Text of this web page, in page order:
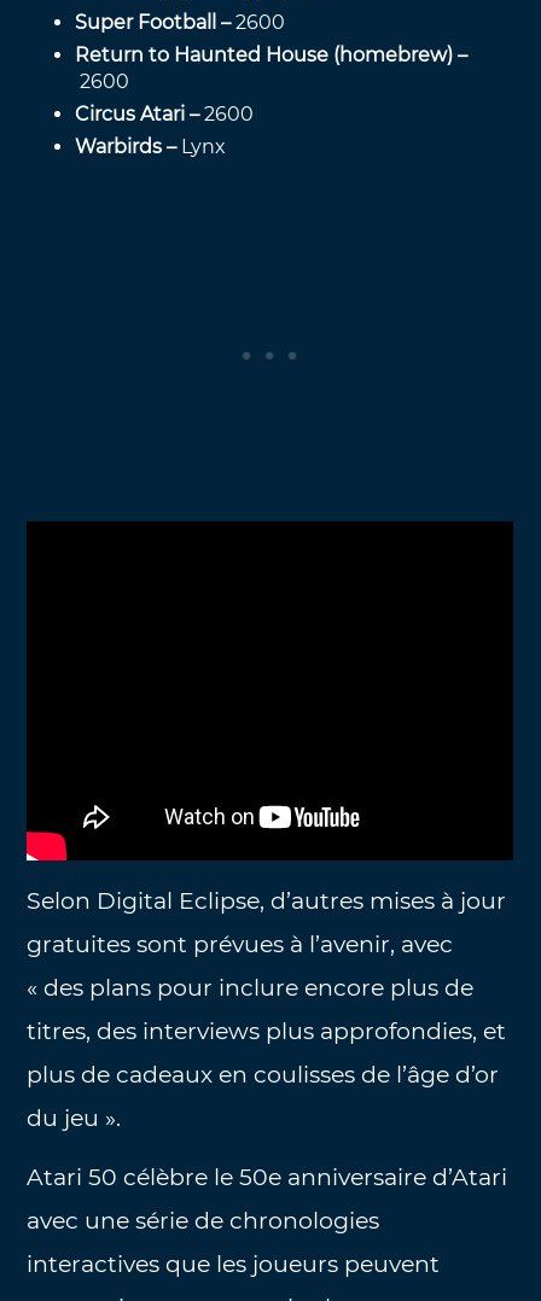
Super Football –2600
Return to Haunted House (homebrew) –
2600
Circus Atari –2600
Warbirds –Lynx
Selon Digital Eclipse, d’autres mises à jour
gratuites sont prévues à l’avenir, avec
« des plans pour inclure encore plus de
titres, des interviews plus approfondies, et
plus de cadeaux en coulisses de l’âge d’or
du jeu ».
Atari 50 célèbre le 50e anniversaire d’Atari
avec une série de chronologies
interactives que les joueurs peuvent